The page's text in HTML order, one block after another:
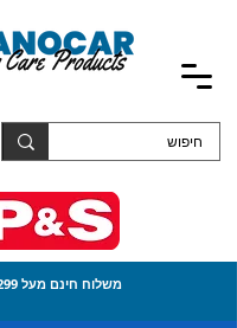
משלוח חינם מעל 299 ש"ח